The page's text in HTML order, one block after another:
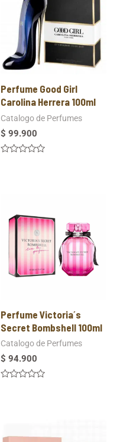
Perfume Good Girl
Carolina Herrera 100ml
Catalogo de Perfumes
$ 99.900
Perfume Victoria´s
Secret Bombshell 100ml
Catalogo de Perfumes
$ 94.900